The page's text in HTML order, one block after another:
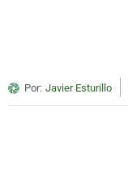
Por: Javier Esturillo